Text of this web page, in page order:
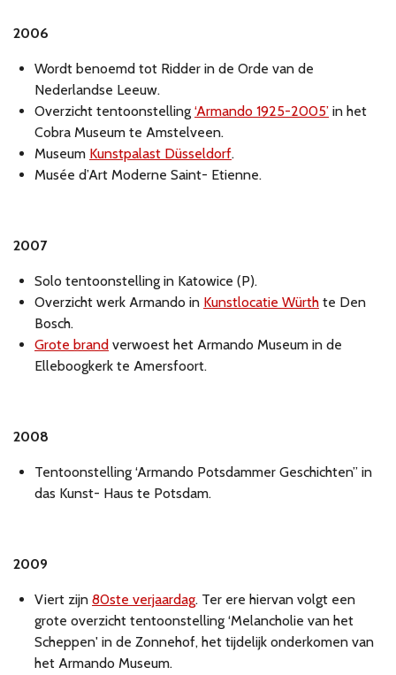
2006
Wordt benoemd tot Ridder in de Orde van de
Nederlandse Leeuw.
Overzicht tentoonstelling ‘Armando 1925-2005’ in het
Cobra Museum te Amstelveen.
Museum Kunstpalast Düsseldorf.
Musée d’Art Moderne Saint- Etienne.
2007
Solo tentoonstelling in Katowice (P).
Overzicht werk Armando in Kunstlocatie Würth te Den
Bosch.
Grote brand verwoest het Armando Museum in de
Elleboogkerk te Amersfoort.
2008
Tentoonstelling ‘Armando Potsdammer Geschichten” in
das Kunst- Haus te Potsdam.
2009
Viert zijn 80ste verjaardag. Ter ere hiervan volgt een
grote overzicht tentoonstelling ‘Melancholie van het
Scheppen' in de Zonnehof, het tijdelijk onderkomen van
het Armando Museum.